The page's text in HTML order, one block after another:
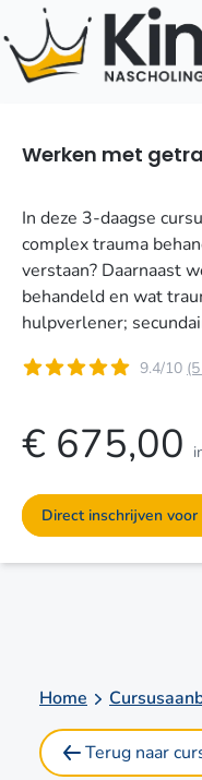
Werken met
In deze 3-daagse
complex trauma
verstaan? Daarnaast
behandeld en wat
hulpverlener;
9.4/10
€ 675,00
Direct inschrijven
Home
Terug naar